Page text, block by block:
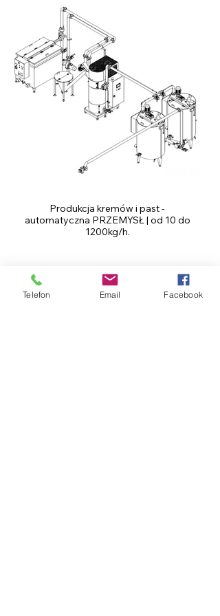
Produkcja kremów i past -
automatyczna PRZEMYSŁ | od 10 do
1200kg/h.
Telefon Email Facebook